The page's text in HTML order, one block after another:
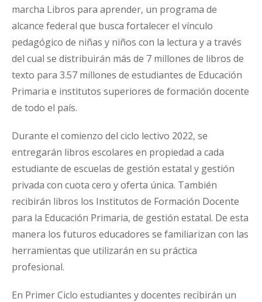
marcha Libros para aprender, un programa de
alcance federal que busca fortalecer el vínculo
pedagógico de niñas y niños con la lectura y a través
del cual se distribuirán más de 7 millones de libros de
texto para 3.57 millones de estudiantes de Educación
Primaria e institutos superiores de formación docente
de todo el país.
Durante el comienzo del ciclo lectivo 2022, se
entregarán libros escolares en propiedad a cada
estudiante de escuelas de gestión estatal y gestión
privada con cuota cero y oferta única. También
recibirán libros los Institutos de Formación Docente
para la Educación Primaria, de gestión estatal. De esta
manera los futuros educadores se familiarizan con las
herramientas que utilizarán en su práctica
profesional.
En Primer Ciclo estudiantes y docentes recibirán un